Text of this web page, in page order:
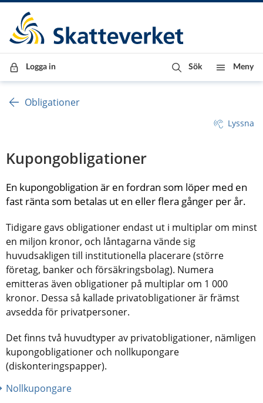
Till innehåll
Till navigationen
Till chattrobot
Logga in Sök Meny
Obligationer
Lyssna
Kupongobligationer
En kupongobligation är en fordran som löper med en
fast ränta som betalas ut en eller flera gånger per år.
Tidigare gavs obligationer endast ut i multiplar om minst
en miljon kronor, och låntagarna vände sig
huvudsakligen till institutionella placerare (större
företag, banker och försäkringsbolag). Numera
emitteras även obligationer på multiplar om 1 000
kronor. Dessa så kallade privatobligationer är främst
avsedda för privatpersoner.
Det finns två huvudtyper av privatobligationer, nämligen
kupongobligationer och nollkupongare
(diskonteringspapper).
Nollkupongare